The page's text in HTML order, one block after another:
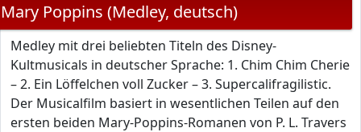
Mary Poppins (Medley, deutsch)
Medley mit drei beliebten Titeln des Disney-
Kultmusicals in deutscher Sprache: 1. Chim Chim Cherie
– 2. Ein Löffelchen voll Zucker – 3. Supercalifragilistic.
Der Musicalfilm basiert in wesentlichen Teilen auf den
ersten beiden Mary-Poppins-Romanen von P. L. Travers